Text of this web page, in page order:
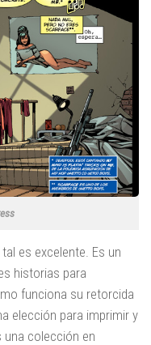
es excelente. Es un
historias para
funciona su retorcida
elección para imprimir y
una colección en